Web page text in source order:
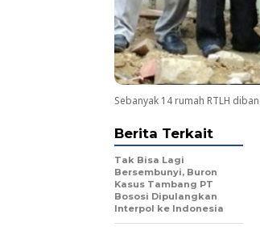
Sebanyak 14 rumah RTLH
Berita Terkait
Tak Bisa Lagi
Bersembunyi, Buron
Kasus Tambang PT
Bososi Dipulangkan
Interpol ke Indonesia